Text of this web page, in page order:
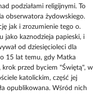
podziałami religijnymi. To
obserwatora żydowskiego.
jak i zrozumienie tego o.
jako kaznodzieja papieski, i
od dziesięcioleci dla
15 lat temu, gdy Matka
krok przed byciem "Świętą", w
katolickim, część jej
opublikowana. Wśród nich